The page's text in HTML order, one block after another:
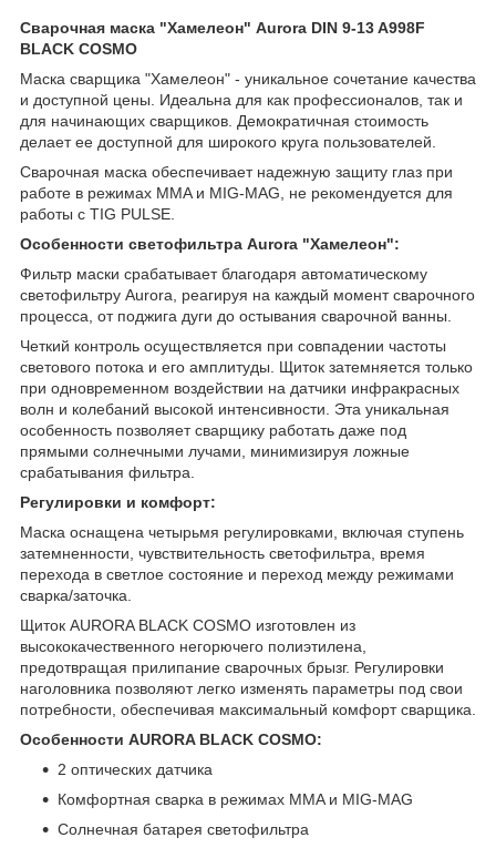
Сварочная маска "Хамелеон" Aurora DIN 9-13 A998F
BLACK COSMO
Маска сварщика "Хамелеон" - уникальное сочетание качества
и доступной цены. Идеальна для как профессионалов, так и
для начинающих сварщиков. Демократичная стоимость
делает ее доступной для широкого круга пользователей.
Сварочная маска обеспечивает надежную защиту глаз при
работе в режимах MMA и MIG-MAG, не рекомендуется для
работы с TIG PULSE.
Особенности светофильтра Aurora "Хамелеон":
Фильтр маски срабатывает благодаря автоматическому
светофильтру Aurora, реагируя на каждый момент сварочного
процесса, от поджига дуги до остывания сварочной ванны.
Четкий контроль осуществляется при совпадении частоты
светового потока и его амплитуды. Щиток затемняется только
при одновременном воздействии на датчики инфракрасных
волн и колебаний высокой интенсивности. Эта уникальная
особенность позволяет сварщику работать даже под
прямыми солнечными лучами, минимизируя ложные
срабатывания фильтра.
Регулировки и комфорт:
Маска оснащена четырьмя регулировками, включая ступень
затемненности, чувствительность светофильтра, время
перехода в светлое состояние и переход между режимами
сварка/заточка.
Щиток AURORA BLACK COSMO изготовлен из
высококачественного негорючего полиэтилена,
предотвращая прилипание сварочных брызг. Регулировки
наголовника позволяют легко изменять параметры под свои
потребности, обеспечивая максимальный комфорт сварщика.
Особенности AURORA BLACK COSMO:
2 оптических датчика
Комфортная сварка в режимах MMA и MIG-MAG
Солнечная батарея светофильтра